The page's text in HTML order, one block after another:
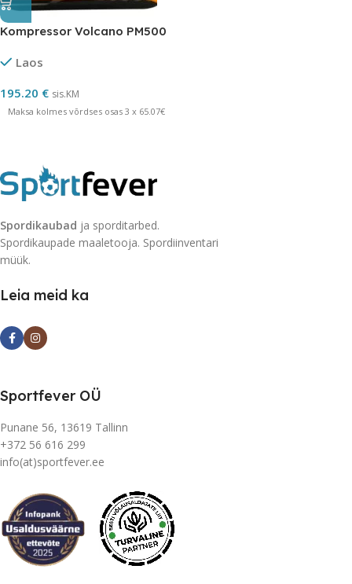
Kompressor Volcano PM500
Laos
195.20 € sis.KM
Maksa kolmes võrdses osas 3 x 65.07€
Spordikaubad ja sporditarbed.
Spordikaupade maaletooja. Spordiinventari
müük.
Leia meid ka
Sportfever OÜ
Punane 56, 13619 Tallinn
+372 56 616 299
info(at)sportfever.ee